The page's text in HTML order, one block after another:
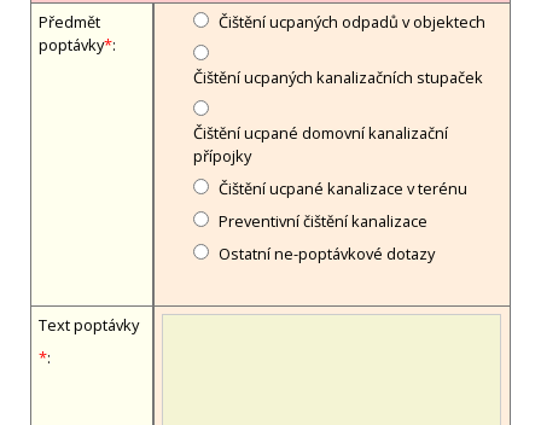
Předmět
poptávky*:
Čištění ucpaných odpadů v objektech
Čištění ucpaných kanalizačních stupaček
Čištění ucpané domovní kanalizační
přípojky
Čištění ucpané kanalizace v terénu
Preventivní čištění kanalizace
Ostatní ne-poptávkové dotazy
Text poptávky
*: